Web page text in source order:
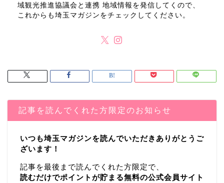
域観光推進協議会と連携 地域情報を発信してくので、
これからも埼玉マガジンをチェックしてください。
記事を読んでくれた方限定のお知らせ
いつも埼玉マガジンを読んでいただきありがとうご
ざいます！
記事を最後まで読んでくれた方限定で、
読むだけでポイントが貯まる無料の公式会員サイト